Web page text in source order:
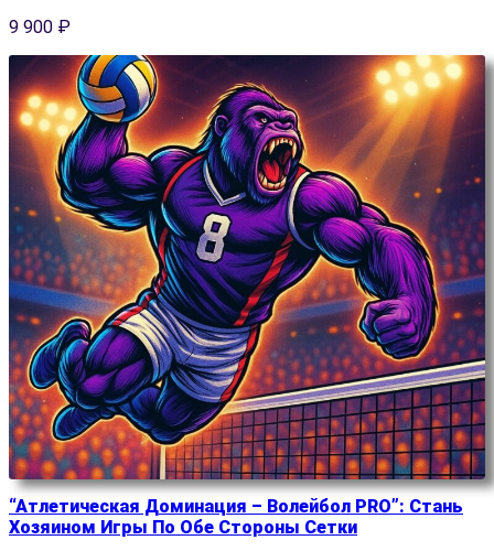
9 900 ₽
“Атлетическая Доминация – Волейбол PRO”: Стань
Хозяином Игры По Обе Стороны Сетки